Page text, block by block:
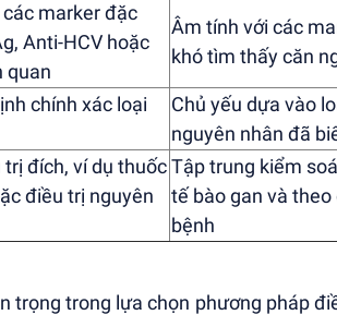
marker đặc
Anti-HCV hoặc
quan
Âm tính với các
khó tìm thấy căn
chính xác loại
Chủ yếu dựa vào
nguyên nhân đã
đích, ví dụ thuốc
điều trị nguyên
Tập trung kiểm
tế bào gan và theo
bệnh
trọng trong lựa chọn phương pháp